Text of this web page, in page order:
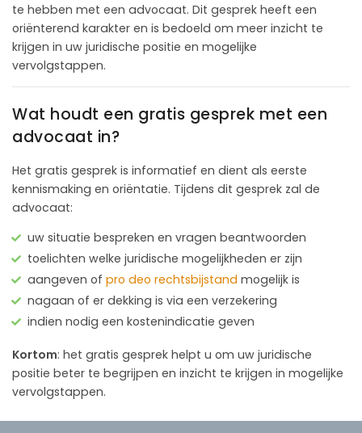
te hebben met een advocaat. Dit gesprek heeft een
oriënterend karakter en is bedoeld om meer inzicht te
krijgen in uw juridische positie en mogelijke
vervolgstappen.
Wat houdt een gratis gesprek met een
advocaat in?
Het gratis gesprek is informatief en dient als eerste
kennismaking en oriëntatie. Tijdens dit gesprek zal de
advocaat:
uw situatie bespreken en vragen beantwoorden
toelichten welke juridische mogelijkheden er zijn
aangeven of pro deo rechtsbijstand mogelijk is
nagaan of er dekking is via een verzekering
indien nodig een kostenindicatie geven
Kortom: het gratis gesprek helpt u om uw juridische
positie beter te begrijpen en inzicht te krijgen in mogelijke
vervolgstappen.